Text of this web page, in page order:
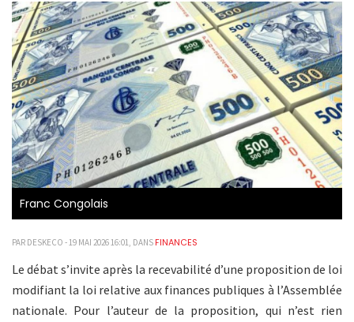
Franc Congolais
PAR DESKECO - 19 MAI 2026 16:01, DANS FINANCES
Le débat s’invite après la recevabilité d’une proposition de loi
modifiant la loi relative aux finances publiques à l’Assemblée
nationale. Pour l’auteur de la proposition, qui n’est rien